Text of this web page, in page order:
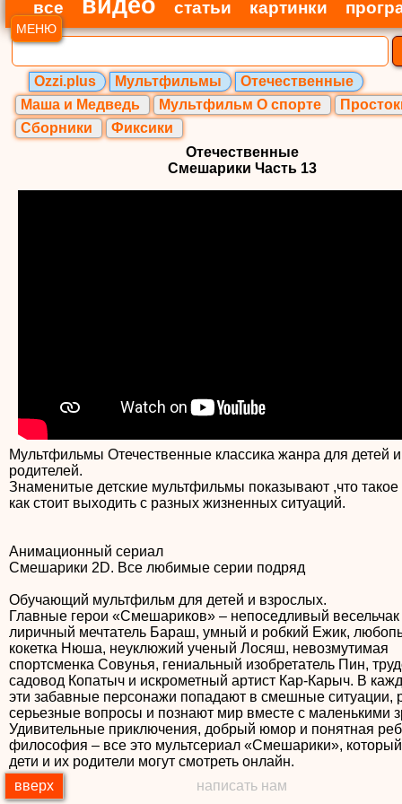
МЕНЮ
все видео статьи картинки
Ozzi.plus Мультфильмы
Отечественные
Маша и Медведь
Мультфильм О спорте
Сборники
Фиксики
Отечественные
Смешарики Часть 13
Мультфильмы Отечественные классика жанра для детей
родителей.
Знаменитые детские мультфильмы показывают ,что
как стоит выходить с разных жизненных ситуаций.
Анимационный сериал
Смешарики 2D. Все любимые серии подряд
Обучающий мультфильм для детей и взрослых.
Главные герои «Смешариков» – непоседливый
лиричный мечтатель Бараш, умный и робкий Ежик,
кокетка Нюша, неуклюжий ученый Лосяш, невозмутимая
спортсменка Совунья, гениальный изобретатель Пин,
садовод Копатыч и искрометный артист Кар-Карыч. В
эти забавные персонажи попадают в смешные ситуации,
серьезные вопросы и познают мир вместе с маленькими
Удивительные приключения, добрый юмор и понятная
философия – все это мультсериал «Смешарики»,
дети и их родители могут смотреть онлайн.
написать нам
вверх